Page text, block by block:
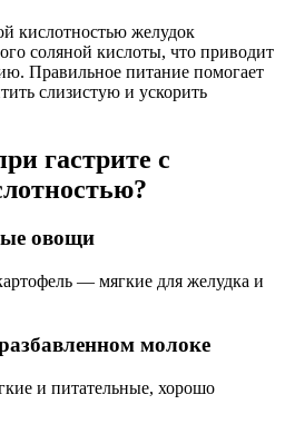
кислотностью желудок
соляной кислоты, что приводит
Правильное питание помогает
слизистую и ускорить
гастрите с
овощи
— мягкие для желудка и
молоке
и питательные, хорошо